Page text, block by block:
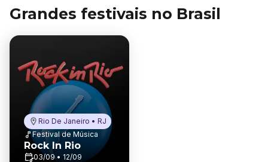
Grandes festivais no Brasil
Rio De Janeiro • RJ
Festival de Música
Rock In Rio
03/09 • 12/09